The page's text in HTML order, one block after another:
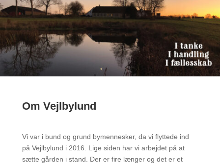
Om Vejlbylund
Vi var i bund og grund bymennesker, da vi flyttede ind
på Vejlbylund i 2016. Lige siden har vi arbejdet på at
sætte gården i stand. Der er fire længer og det er et